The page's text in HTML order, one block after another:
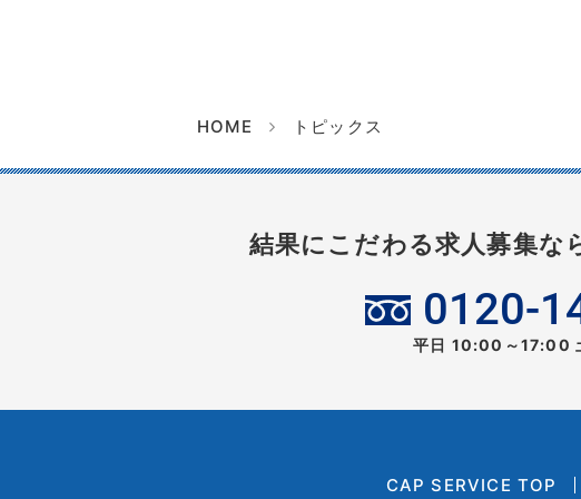
HOME トピックス
結果にこだわる求人募集な
0120-
平日 10:00～17:00
CAP SERVICE TOP